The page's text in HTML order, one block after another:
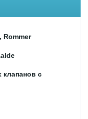
Rommer
клапанов с